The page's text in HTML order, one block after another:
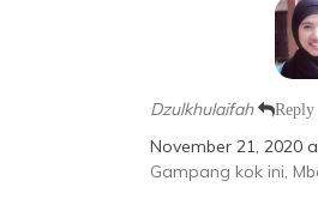
Dzulkhulaifah Reply
November 21, 2020
Gampang kok ini,